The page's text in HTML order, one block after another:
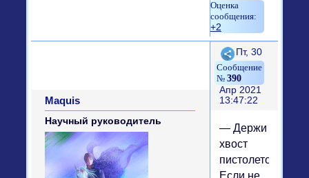
+2
Поделиться
390
Пт, 30
Апр 2021
13:47:22
Maquis
Научный руководитель
— Держи
хвост
пистолетом!
Если не